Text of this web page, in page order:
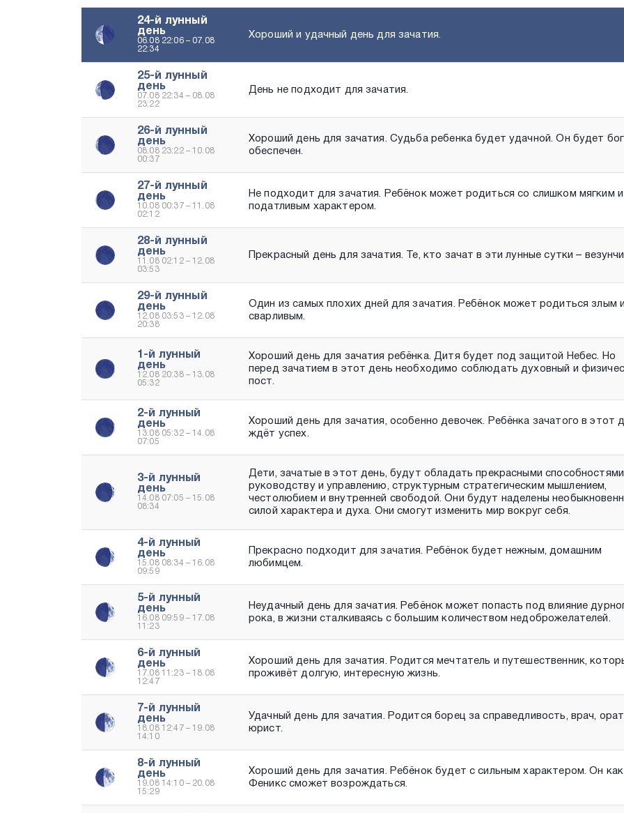
24-й лунный
день
06.08 22:06 – 07.08
22:34
Хороший и удачный день для зачатия.
25-й лунный
день
07.08 22:34 – 08.08
23:22
День не подходит для зачатия.
26-й лунный
день
08.08 23:22 – 10.08
00:37
Хороший день для зачатия. Судьба ребенка будет удачной. Он будет
обеспечен.
27-й лунный
день
10.08 00:37 – 11.08
02:12
Не подходит для зачатия. Ребёнок может родиться со слишком мягким и
податливым характером.
28-й лунный
день
11.08 02:12 – 12.08
03:53
Прекрасный день для зачатия. Те, кто зачат в эти лунные сутки –
29-й лунный
день
12.08 03:53 – 12.08
20:38
Один из самых плохих дней для зачатия. Ребёнок может родиться злым и
сварливым.
1-й лунный
день
12.08 20:38 – 13.08
05:32
Хороший день для зачатия ребёнка. Дитя будет под защитой Небес. Но
перед зачатием в этот день необходимо соблюдать духовный и
пост.
2-й лунный
день
13.08 05:32 – 14.08
07:05
Хороший день для зачатия, особенно девочек. Ребёнка зачатого в этот
ждёт успех.
3-й лунный
день
14.08 07:05 – 15.08
08:34
Дети, зачатые в этот день, будут обладать прекрасными
руководству и управлению, структурным стратегическим мышлением,
честолюбием и внутренней свободой. Они будут наделены
силой характера и духа. Они смогут изменить мир вокруг себя.
4-й лунный
день
15.08 08:34 – 16.08
09:59
Прекрасно подходит для зачатия. Ребёнок будет нежным, домашним
любимцем.
5-й лунный
день
16.08 09:59 – 17.08
11:23
Неудачный день для зачатия. Ребёнок может попасть под влияние
рока, в жизни сталкиваясь с большим количеством недоброжелателей.
6-й лунный
день
17.08 11:23 – 18.08
12:47
Хороший день для зачатия. Родится мечтатель и путешественник,
проживёт долгую, интересную жизнь.
7-й лунный
день
18.08 12:47 – 19.08
14:10
Удачный день для зачатия. Родится борец за справедливость, врач,
юрист.
8-й лунный
день
19.08 14:10 – 20.08
15:29
Хороший день для зачатия. Ребёнок будет с сильным характером. Он как
Феникс сможет возрождаться.